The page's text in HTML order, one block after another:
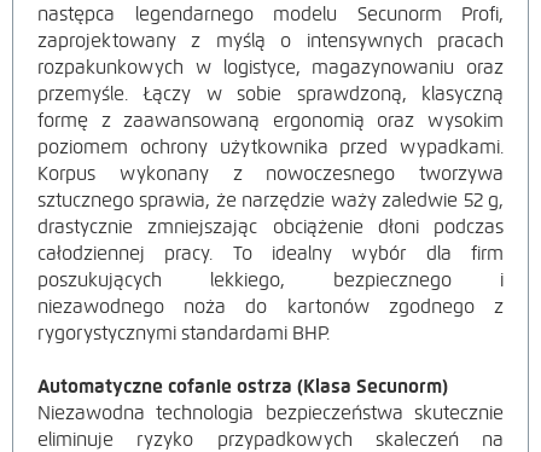
PRODUKTU
następca legendarnego modelu Secunorm Profi,
zaprojektowany z myślą o intensywnych pracach
rozpakunkowych w logistyce, magazynowaniu oraz
przemyśle. Łączy w sobie sprawdzoną, klasyczną
formę z zaawansowaną ergonomią oraz wysokim
poziomem ochrony użytkownika przed wypadkami.
Korpus wykonany z nowoczesnego tworzywa
sztucznego sprawia, że narzędzie waży zaledwie 52 g,
drastycznie zmniejszając obciążenie dłoni podczas
całodziennej pracy. To idealny wybór dla firm
poszukujących lekkiego, bezpiecznego i
niezawodnego noża do kartonów zgodnego z
rygorystycznymi standardami BHP.
Automatyczne cofanie ostrza (Klasa Secunorm)
Niezawodna technologia bezpieczeństwa skutecznie
eliminuje ryzyko przypadkowych skaleczeń na